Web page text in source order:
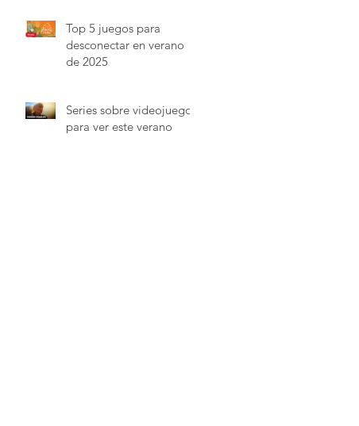
Top 5 juegos para
desconectar en verano
de 2025
Series sobre videojuegos
para ver este verano